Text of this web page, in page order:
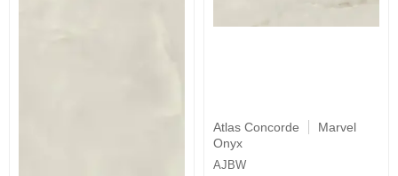
Atlas Concorde
Marvel
Onyx
AJBW